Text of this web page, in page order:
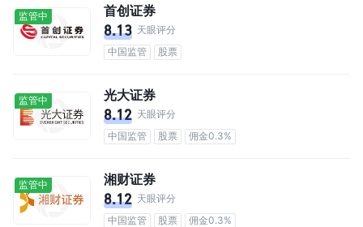
监管中 首创证券
8.13 天眼评分
中国监管
股票
监管中 光大证券
8.12 天眼评分
中国监管
股票 佣金0.3%
监管中 湘财证券
8.12 天眼评分
中国监管
股票 佣金0.3%